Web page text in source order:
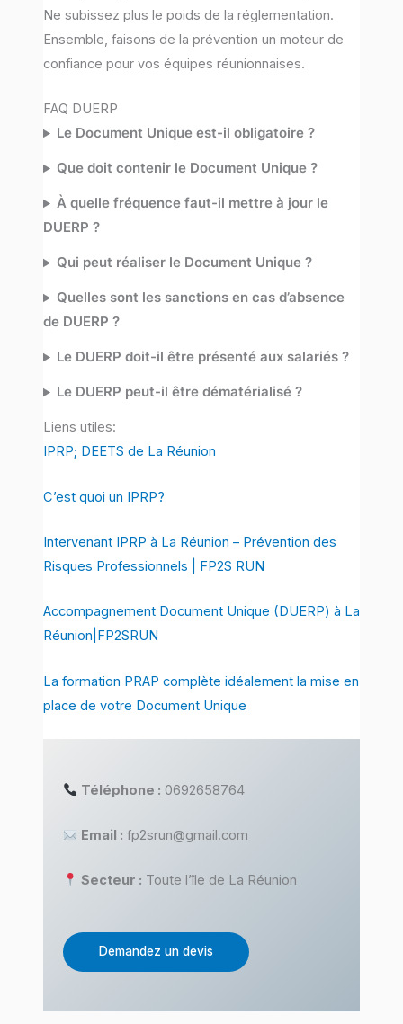
Ne subissez plus le poids de la réglementation.
Ensemble, faisons de la prévention un moteur de
confiance pour vos équipes réunionnaises.
FAQ DUERP
Le Document Unique est-il obligatoire ?
Que doit contenir le Document Unique ?
À quelle fréquence faut-il mettre à jour le
DUERP ?
Qui peut réaliser le Document Unique ?
Quelles sont les sanctions en cas d’absence
de DUERP ?
Le DUERP doit-il être présenté aux salariés ?
Le DUERP peut-il être dématérialisé ?
Liens utiles:
IPRP; DEETS de La Réunion
C’est quoi un IPRP?
Intervenant IPRP à La Réunion – Prévention des
Risques Professionnels | FP2S RUN
Accompagnement Document Unique (DUERP) à La
Réunion|FP2SRUN
La formation PRAP complète idéalement la mise en
place de votre Document Unique
Téléphone : 0692658764
Email : fp2srun@gmail.com
Secteur : Toute l’île de La Réunion
Demandez un devis